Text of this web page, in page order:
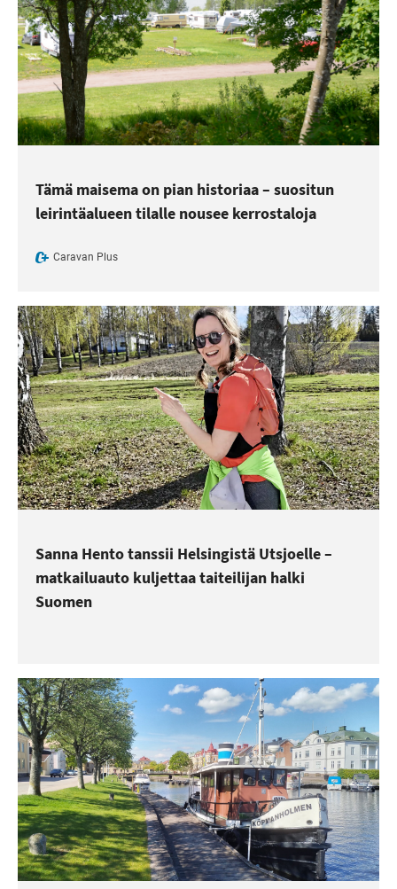
Tämä maisema on pian historiaa – suositun
leirintäalueen tilalle nousee kerrostaloja
Caravan Plus
Sanna Hento tanssii Helsingistä Utsjoelle –
matkailuauto kuljettaa taiteilijan halki
Suomen